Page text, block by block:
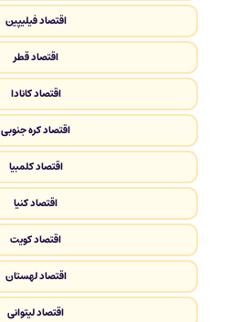
اقتصاد فیلیپین
اقتصاد قطر
اقتصاد کانادا
اقتصاد کره جنوبی
اقتصاد کلمبیا
اقتصاد کنیا
اقتصاد کویت
اقتصاد لهستان
اقتصاد لیتوانی